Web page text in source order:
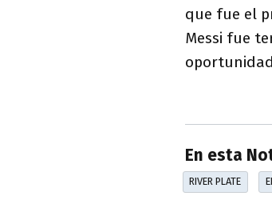
que fue el
Messi fue
En esta
RIVER PLATE